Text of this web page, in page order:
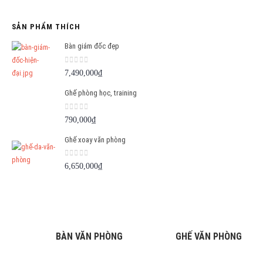
SẢN PHẨM THÍCH
Bàn giám đốc đẹp
0 out of 5
7,490,000₫
Ghế phòng học, training
0out of 5
790,000₫
Ghế xoay văn phòng
0 out of 5
6,650,000₫
BÀN VĂN PHÒNG GHẾ VĂN PHÒNG